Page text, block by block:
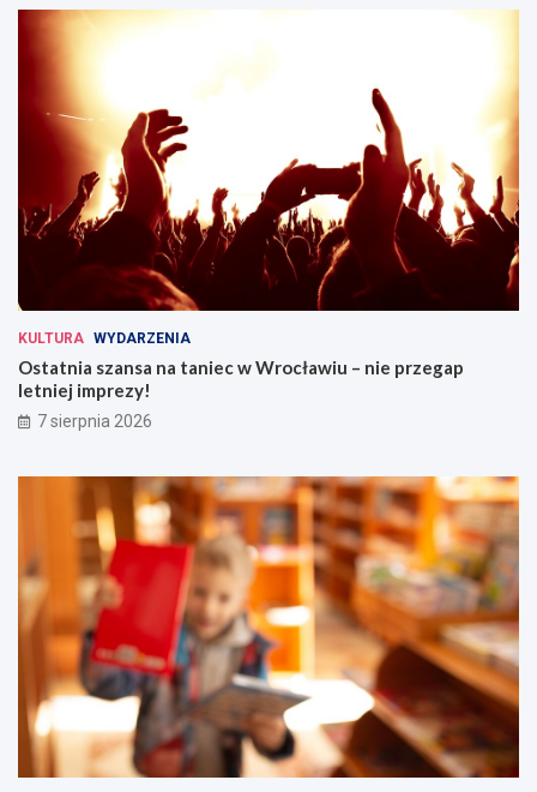
KULTURA WYDARZENIA
Ostatnia szansa na taniec w Wrocławiu – nie przegap
letniej imprezy!
7 sierpnia 2026